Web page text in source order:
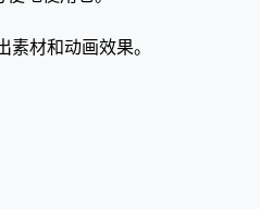
素材和动画效果。